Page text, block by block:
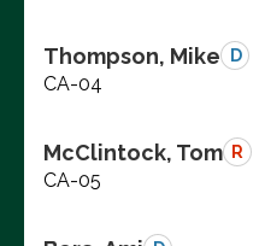
Thompson, Mike D
CA-04
McClintock, Tom R
CA-05